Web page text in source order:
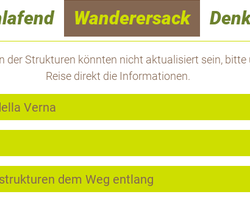
Wanderersack
der Strukturen könnten nicht aktualisiert sein, bitte
Reise direkt die Informationen.
Verna
dem Weg entlang